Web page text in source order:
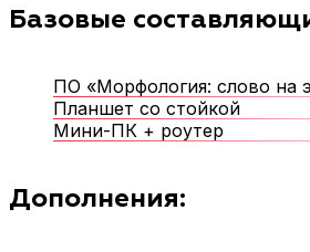
Базовые
ПО «Морфология: слово на
Планшет со стойкой
Мини-ПК + роутер
Дополнения: